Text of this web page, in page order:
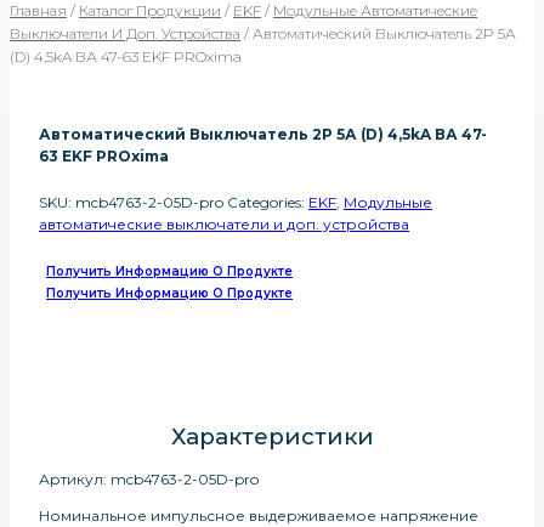
Главная / Каталог Продукции / EKF / Модульные Автоматические
Выключатели И Доп. Устройства / Автоматический Выключатель 2P 5А
(D) 4,5kA ВА 47-63 EKF PROxima
Автоматический Выключатель 2P 5А (D) 4,5kA ВА 47-
63 EKF PROxima
SKU: mcb4763-2-05D-pro Categories: EKF, Модульные
автоматические выключатели и доп. устройства
Получить Информацию О Продукте
Получить Информацию О Продукте
Характеристики
Артикул: mcb4763-2-05D-pro
Номинальное импульсное выдерживаемое напряжение